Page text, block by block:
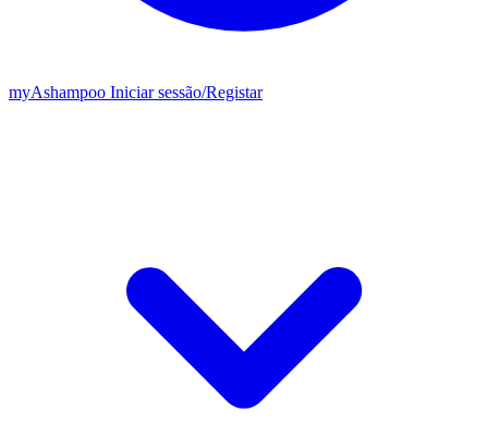
myAshampoo Iniciar sessão/Registar